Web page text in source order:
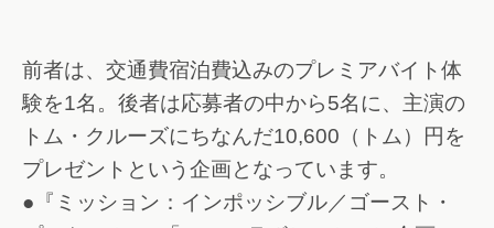
前者は、交通費宿泊費込みのプレミアバイト体
験を1名。後者は応募者の中から5名に、主演の
トム・クルーズにちなんだ10,600（トム）円を
プレゼントという企画となっています。
●『ミッション：インポッシブル／ゴースト・